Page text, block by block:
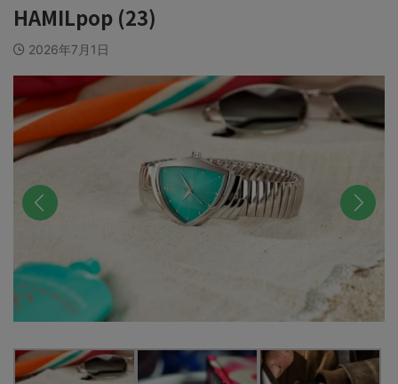
HAMILpop (23)
2026年7月1日